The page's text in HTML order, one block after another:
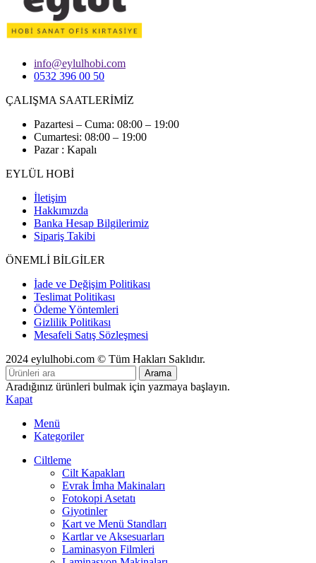
info@eylulhobi.com
0532 396 00 50
ÇALIŞMA SAATLERİMİZ
Pazartesi – Cuma: 08:00 – 19:00
Cumartesi: 08:00 – 19:00
Pazar : Kapalı
EYLÜL HOBİ
İletişim
Hakkımızda
Banka Hesap Bilgilerimiz
Sipariş Takibi
ÖNEMLİ BİLGİLER
İade ve Değişim Politikası
Teslimat Politikası
Ödeme Yöntemleri
Gizlilik Politikası
Mesafeli Satış Sözleşmesi
2024 eylulhobi.com © Tüm Hakları Saklıdır.
Arama
Aradığınız ürünleri bulmak için yazmaya başlayın.
Kapat
Menü
Kategoriler
Ciltleme
Cilt Kapakları
Evrak İmha Makinaları
Fotokopi Asetatı
Giyotinler
Kart ve Menü Standları
Kartlar ve Aksesuarları
Laminasyon Filmleri